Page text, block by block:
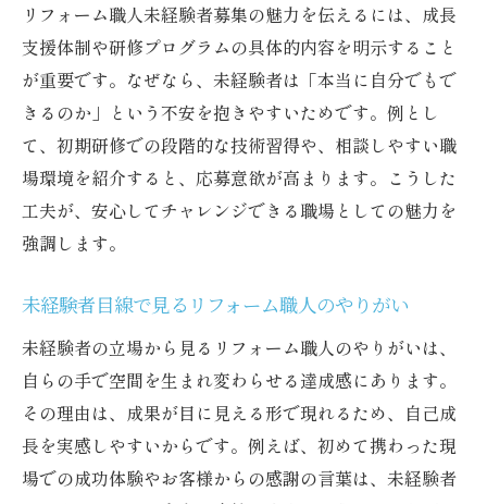
現場で活きるリフォーム職人育成指導の秘
訣
未経験者募集と自発性向上のためのサポー
ト
リフォーム職人育成に役立つ実践的アプローチ
未経験者募集を成功させる育成アプローチ
集
紹介
効果的なリフォーム職人育成のアプローチ
法
未経験者が成長する実践的サポートの工夫
リフォーム職人未経験者募集の現場活用方
法
リフォーム職人未経験者募集の魅力を伝えるには、成長
支援体制や研修プログラムの具体的内容を明示すること
が重要です。なぜなら、未経験者は「本当に自分でもで
きるのか」という不安を抱きやすいためです。例とし
て、初期研修での段階的な技術習得や、相談しやすい職
場環境を紹介すると、応募意欲が高まります。こうした
工夫が、安心してチャレンジできる職場としての魅力を
強調します。
未経験者目線で見るリフォーム職人のやりがい
未経験者の立場から見るリフォーム職人のやりがいは、
自らの手で空間を生まれ変わらせる達成感にあります。
その理由は、成果が目に見える形で現れるため、自己成
長を実感しやすいからです。例えば、初めて携わった現
場での成功体験やお客様からの感謝の言葉は、未経験者